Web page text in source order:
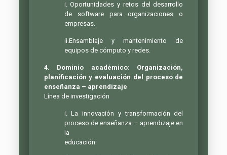
i. Oportunidades y retos del desarrollo
de software para organizaciones o
empresas.
ii.Ensamblaje y mantenimiento de
equipos de cómputo y redes.
4. Dominio académico: Organización,
planificación y evaluación del proceso de
enseñanza – aprendizaje
Línea de investigación
i. La innovación y transformación del
proceso de enseñanza – aprendizaje en
la
educación.